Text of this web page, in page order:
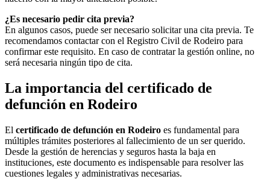
¿Es necesario pedir cita previa?
En algunos casos, puede ser necesario solicitar una cita previa. Te
recomendamos contactar con el Registro Civil de Rodeiro para
confirmar este requisito. En caso de contratar la gestión online, no
será necesaria ningún tipo de cita.
La importancia del certificado de
defunción en Rodeiro
El certificado de defunción en Rodeiro es fundamental para
múltiples trámites posteriores al fallecimiento de un ser querido.
Desde la gestión de herencias y seguros hasta la baja en
instituciones, este documento es indispensable para resolver las
cuestiones legales y administrativas necesarias.